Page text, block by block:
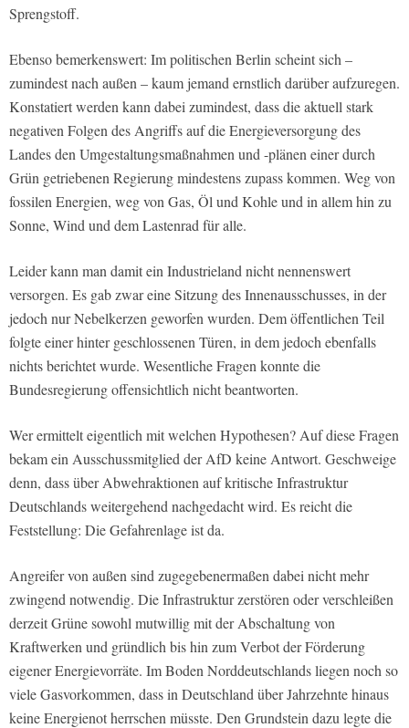
Sprengstoff.
Ebenso bemerkenswert: Im politischen Berlin scheint sich –
zumindest nach außen – kaum jemand ernstlich darüber aufzuregen.
Konstatiert werden kann dabei zumindest, dass die aktuell stark
negativen Folgen des Angriffs auf die Energieversorgung des
Landes den Umgestaltungsmaßnahmen und -plänen einer durch
Grün getriebenen Regierung mindestens zupass kommen. Weg von
fossilen Energien, weg von Gas, Öl und Kohle und in allem hin zu
Sonne, Wind und dem Lastenrad für alle.
Leider kann man damit ein Industrieland nicht nennenswert
versorgen. Es gab zwar eine Sitzung des Innenausschusses, in der
jedoch nur Nebelkerzen geworfen wurden. Dem öffentlichen Teil
folgte einer hinter geschlossenen Türen, in dem jedoch ebenfalls
nichts berichtet wurde. Wesentliche Fragen konnte die
Bundesregierung offensichtlich nicht beantworten.
Wer ermittelt eigentlich mit welchen Hypothesen? Auf diese Fragen
bekam ein Ausschussmitglied der AfD keine Antwort. Geschweige
denn, dass über Abwehraktionen auf kritische Infrastruktur
Deutschlands weitergehend nachgedacht wird. Es reicht die
Feststellung: Die Gefahrenlage ist da.
Angreifer von außen sind zugegebenermaßen dabei nicht mehr
zwingend notwendig. Die Infrastruktur zerstören oder verschleißen
derzeit Grüne sowohl mutwillig mit der Abschaltung von
Kraftwerken und gründlich bis hin zum Verbot der Förderung
eigener Energievorräte. Im Boden Norddeutschlands liegen noch so
viele Gasvorkommen, dass in Deutschland über Jahrzehnte hinaus
keine Energienot herrschen müsste. Den Grundstein dazu legte die